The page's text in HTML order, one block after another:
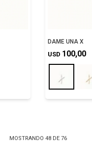
DAME UNA X
USD 100,00
MOSTRANDO 48DE 76